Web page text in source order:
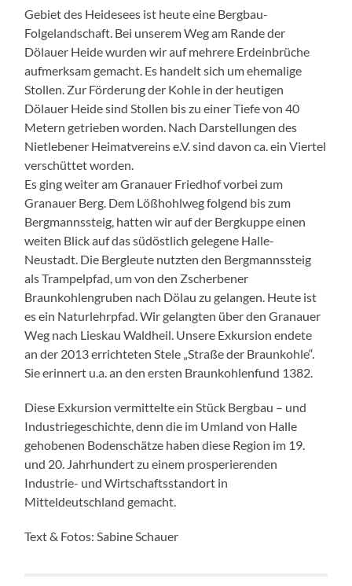
Gebiet des Heidesees ist heute eine Bergbau-
Folgelandschaft. Bei unserem Weg am Rande der
Dölauer Heide wurden wir auf mehrere Erdeinbrüche
aufmerksam gemacht. Es handelt sich um ehemalige
Stollen. Zur Förderung der Kohle in der heutigen
Dölauer Heide sind Stollen bis zu einer Tiefe von 40
Metern getrieben worden. Nach Darstellungen des
Nietlebener Heimatvereins e.V. sind davon ca. ein Viertel
verschüttet worden.
Es ging weiter am Granauer Friedhof vorbei zum
Granauer Berg. Dem Lößhohlweg folgend bis zum
Bergmannssteig, hatten wir auf der Bergkuppe einen
weiten Blick auf das südöstlich gelegene Halle-
Neustadt. Die Bergleute nutzten den Bergmannssteig
als Trampelpfad, um von den Zscherbener
Braunkohlengruben nach Dölau zu gelangen. Heute ist
es ein Naturlehrpfad. Wir gelangten über den Granauer
Weg nach Lieskau Waldheil. Unsere Exkursion endete
an der 2013 errichteten Stele „Straße der Braunkohle“.
Sie erinnert u.a. an den ersten Braunkohlenfund 1382.
Diese Exkursion vermittelte ein Stück Bergbau – und
Industriegeschichte, denn die im Umland von Halle
gehobenen Bodenschätze haben diese Region im 19.
und 20. Jahrhundert zu einem prosperierenden
Industrie- und Wirtschaftsstandort in
Mitteldeutschland gemacht.
Text & Fotos: Sabine Schauer